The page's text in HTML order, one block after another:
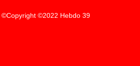
©Copyright ©2022 Hebdo 39